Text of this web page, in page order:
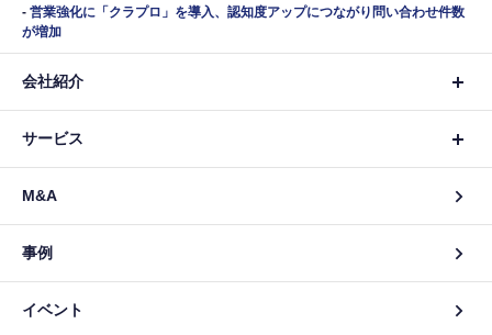
営業強化に「クラプロ」を導入、認知度アップにつながり問い合わせ件数
が増加
会社紹介
サービス
M&A
事例
イベント